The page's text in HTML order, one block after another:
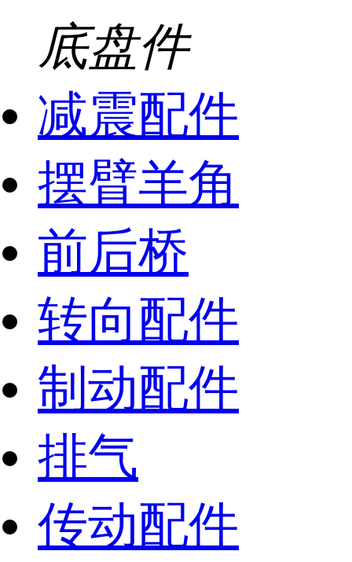
底盘件
减震配件
摆臂羊角
前后桥
转向配件
制动配件
排气
传动配件